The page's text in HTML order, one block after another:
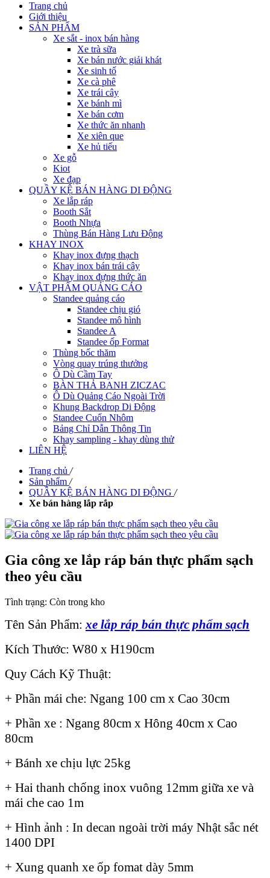
Trang chủ
Giới thiệu
SẢN PHẨM
Xe sắt - inox bán hàng
Xe trà sữa
Xe bán nước giải khát
Xe sinh tố
Xe cà phê
Xe trái cây
Xe bánh mì
Xe bán cơm
Xe thức ăn nhanh
Xe xiên que
Xe hủ tiếu
Xe gỗ
Kiot
Xe đạp
QUẦY KỆ BÁN HÀNG DI ĐỘNG
Xe lắp ráp
Booth Sắt
Booth Nhựa
Thùng Bán Hàng Lưu Động
KHAY INOX
Khay inox đựng thạch
Khay inox bán trái cây
Khay inox đựng thức ăn
VẬT PHẨM QUẢNG CÁO
Standee quảng cáo
Standee chịu gió
Standee mô hình
Standee A
Standee ốp Format
Thùng bốc thăm
Vòng quay trúng thưởng
Ô Dù Cầm Tay
BÀN THẢ BANH ZICZAC
Ô Dù Quảng Cáo Ngoài Trời
Khung Backdrop Di Động
Standee Cuốn Nhôm
Bảng Chỉ Dẫn Thông Tin
Khay sampling - khay dùng thử
LIÊN HỆ
Trang chủ /
Sản phẩm /
QUẦY KỆ BÁN HÀNG DI ĐỘNG /
Xe bán hàng lắp rắp
Gia công xe lắp ráp bán thực phẩm sạch
theo yêu cầu
Tình trạng: Còn trong kho
Tên Sản Phẩm:xe lắp ráp bán thực phẩm sạch
Kích Thước: W80 x H190cm
Quy Cách Kỹ Thuật:
+ Phần mái che: Ngang 100 cm x Cao 30cm
+ Phần xe : Ngang 80cm x Hông 40cm x Cao
80cm
+ Bánh xe chịu lực 25kg
+ Hai thanh chống inox vuông 12mm giữa xe và
mái che cao 1m
+ Hình ảnh : In decan ngoài trời máy Nhật sắc nét
1400 DPI
+ Xung quanh xe ốp fomat dày 5mm